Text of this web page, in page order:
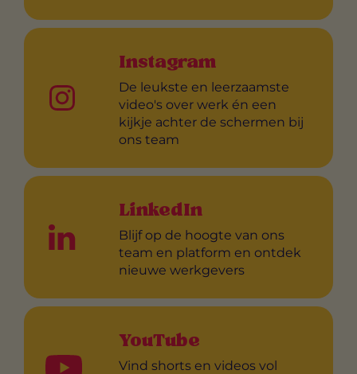
Instagram
De leukste en leerzaamste
video's over werk én een
kijkje achter de schermen bij
ons team
LinkedIn
Blijf op de hoogte van ons
team en platform en ontdek
nieuwe werkgevers
YouTube
Vind shorts en videos vol